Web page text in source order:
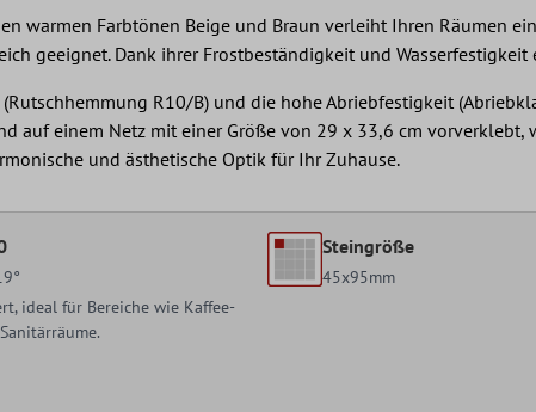
warmen Farbtönen Beige und Braun verleiht Ihren Räumen
geeignet. Dank ihrer Frostbeständigkeit und
R10/B) und die hohe Abriebfestigkeit
auf einem Netz mit einer Größe von 29 x 33,6 cm
und ästhetische Optik für Ihr Zuhause.
ideal für Bereiche wie Kaffee-
Steingröße
45x95mm